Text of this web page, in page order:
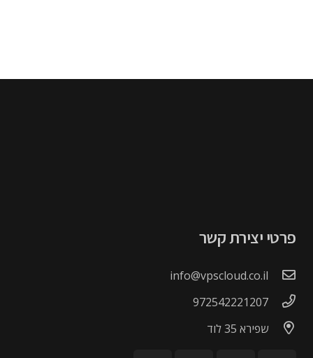
פרטי יצירת קשר
info@vpscloud.co.il
972542221207
שפירא 35 לוד